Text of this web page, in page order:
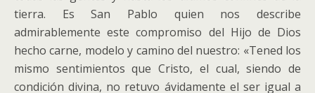
tierra. Es San Pablo quien nos describe
admirablemente este compromiso del Hijo de Dios
hecho carne, modelo y camino del nuestro: «Tened los
mismo sentimientos que Cristo, el cual, siendo de
condición divina, no retuvo ávidamente el ser igual a